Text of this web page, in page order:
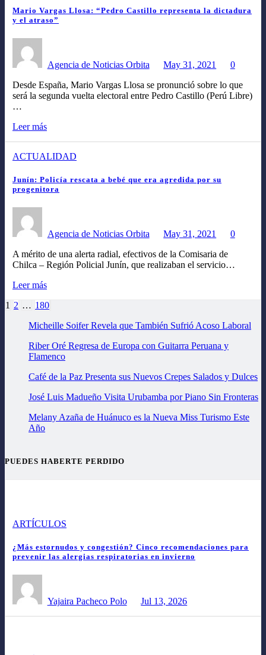
Mario Vargas Llosa: “Pedro Castillo representa la dictadura
y el atraso”
Agencia de Noticias Orbita May 31, 2021
0
Desde España, Mario Vargas Llosa se pronunció sobre lo que
será la segunda vuelta electoral entre Pedro Castillo (Perú Libre)
…
Leer más
ACTUALIDAD
Junín: Policía rescata a bebé que era agredida por su
progenitora
Agencia de Noticias Orbita May 31, 2021
0
A mérito de una alerta radial, efectivos de la Comisaria de
Chilca – Región Policial Junín, que realizaban el servicio…
Leer más
Paginación
entradas
1 2 … 180
Micheille Soifer Revela que También Sufrió Acoso Laboral
Riber Oré Regresa de Europa con Guitarra Peruana y
Flamenco
Café de la Paz Presenta sus Nuevos Crepes Salados y Dulces
José Luis Madueño Visita Urubamba por Piano Sin Fronteras
Melany Azaña de Huánuco es la Nueva Miss Turismo Este
Año
PUEDES HABERTE PERDIDO
ARTÍCULOS
¿Más estornudos y congestión? Cinco recomendaciones para
prevenir las alergias respiratorias en invierno
Yajaira Pacheco Polo Jul 13, 2026